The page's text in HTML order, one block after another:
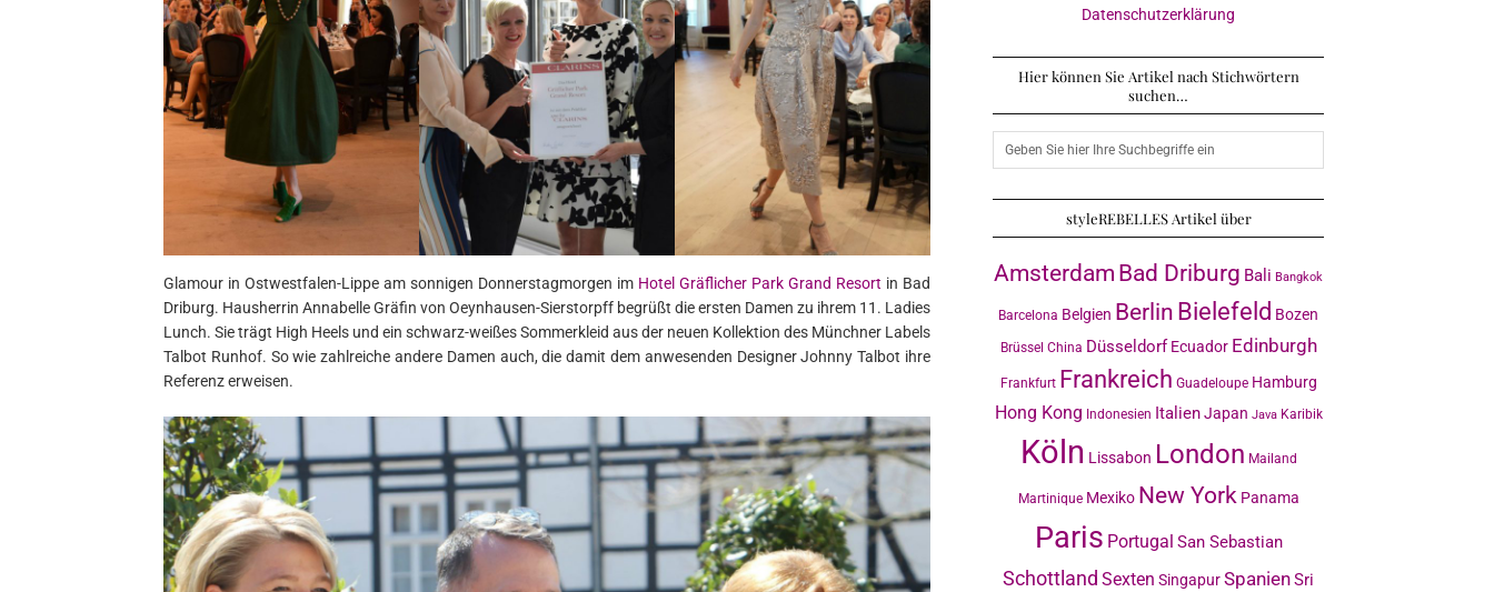
Glamour in Ostwestfalen-Lippe am sonnigen Donnerstagmorgen im Hotel Gräflicher Park Grand Resort in Bad
Driburg. Hausherrin Annabelle Gräfin von Oeynhausen-Sierstorpff begrüßt die ersten Damen zu ihrem 11. Ladies
Lunch. Sie trägt High Heels und ein schwarz-weißes Sommerkleid aus der neuen Kollektion des Münchner Labels
Talbot Runhof. So wie zahlreiche andere Damen auch, die damit dem anwesenden Designer Johnny Talbot ihre
Referenz erweisen.
Datenschutzerklärung
Hier können Sie Artikel nach Stichwörtern
suchen…
styleREBELLES Artikel über
Amsterdam Bad Driburg Bali Bangkok
Barcelona Belgien Berlin Bielefeld Bozen
Brüssel China Düsseldorf Ecuador Edinburgh
Frankfurt Frankreich Guadeloupe Hamburg
Hong Kong Indonesien Italien Japan Java Karibik
Köln Lissabon London Mailand
Martinique Mexiko New York Panama
Paris Portugal San Sebastian
Schottland Sexten SingapurSpanienSri